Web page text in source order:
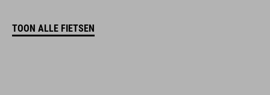
TOON ALLE FIETSEN